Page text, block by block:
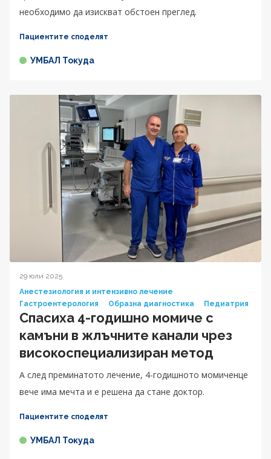
необходимо да изискват обстоен преглед.
Пациентите споделят
УМБАЛ Токуда
29 юли 2025
Анестезиология и интензивно лечение
Гастроентерология
Образна диагностика Педиатрия
Спасиха 4-годишно момиче с
камъни в жлъчните канали чрез
високоспециализиран метод
А след преминатото лечение, 4-годишното момиченце
вече има мечта и е решена да стане доктор.
Пациентите споделят
УМБАЛ Токуда